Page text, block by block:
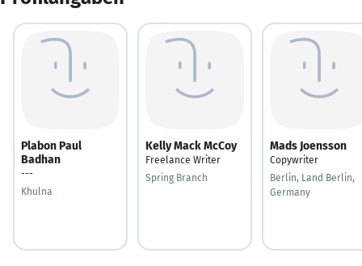
Plabon Paul
Badhan
---
Khulna
Kelly Mack McCoy
Freelance Writer
Spring Branch
Mads Joensson
Copywriter
Berlin, Land Berlin,
Germany